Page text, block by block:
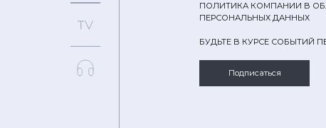
ПОЛИТИКА КОМПАНИИ В
ПЕРСОНАЛЬНЫХ ДАННЫХ
БУДЬТЕ В КУРСЕ СОБЫТИЙ
Подписаться